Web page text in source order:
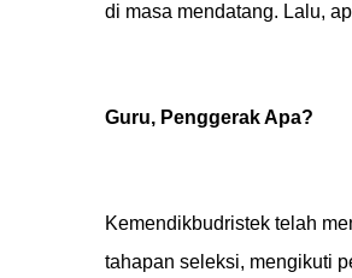
di masa mendatang. Lalu,
Guru, Penggerak Apa?
Kemendikbudristek telah
tahapan seleksi, mengikuti